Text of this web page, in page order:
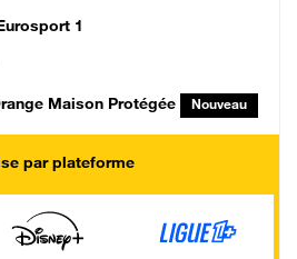
1
Maison Protégée Nouveau
par plateforme